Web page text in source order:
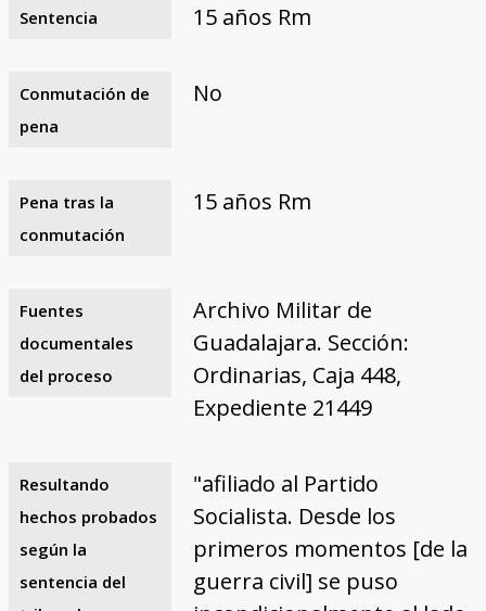
Sentencia 15 años Rm
Conmutación de
pena
No
Pena tras la
conmutación
15 años Rm
Fuentes
documentales
del proceso
Archivo Militar de
Guadalajara. Sección:
Ordinarias, Caja 448,
Expediente 21449
Resultando
hechos probados
según la
sentencia del
"afiliado al Partido
Socialista. Desde los
primeros momentos [de la
guerra civil] se puso